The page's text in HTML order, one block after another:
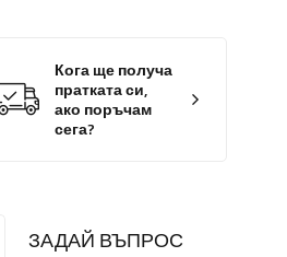
Кога ще получа
пратката си,
ако поръчам
сега?
ЗАДАЙ ВЪПРОС